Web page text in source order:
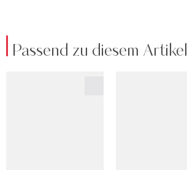
Passend zu diesem Artikel